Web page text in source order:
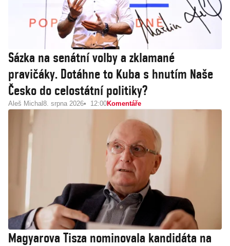
Sázka na senátní volby a zklamané
pravičáky. Dotáhne to Kuba s hnutím Naše
Česko do celostátní politiky?
Aleš Michal 8. srpna 2026 12:00Komentáře
Magyarova Tisza nominovala kandidáta na